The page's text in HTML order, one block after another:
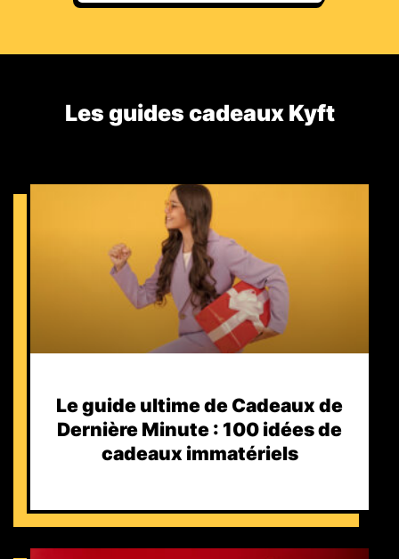
Les guides cadeaux Kyft​
Le guide ultime de Cadeaux de
Dernière Minute : 100 idées de
cadeaux immatériels